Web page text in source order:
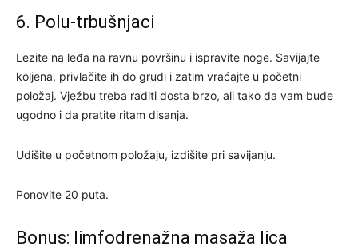
6. Polu-trbušnjaci
Lezite na leđa na ravnu površinu i ispravite noge. Savijajte
koljena, privlačite ih do grudi i zatim vraćajte u početni
položaj. Vježbu treba raditi dosta brzo, ali tako da vam bude
ugodno i da pratite ritam disanja.
Udišite u početnom položaju, izdišite pri savijanju.
Ponovite 20 puta.
Bonus: limfodrenažna masaža lica